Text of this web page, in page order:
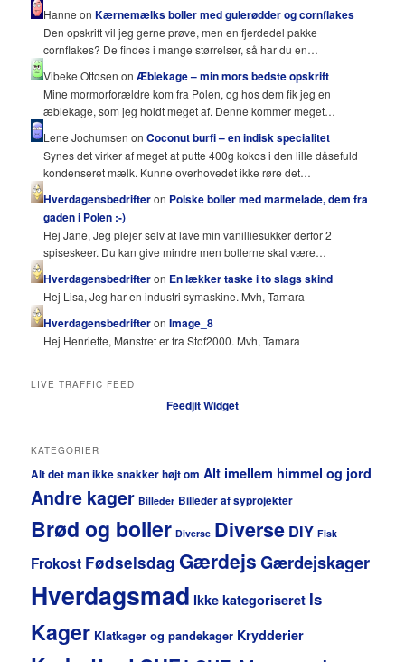
Hanne onKærnemælks boller med gulerødder og cornflakes
Den opskrift vil jeg gerne prøve, men en fjerdedel pakke
cornflakes? De findes i mange størrelser, så har du en…
Vibeke Ottosen onÆblekage – min mors bedste opskrift
Mine mormorforældre kom fra Polen, og hos dem fik jeg en
æblekage, som jeg holdt meget af. Denne kommer meget…
Lene Jochumsen onCoconut burfi – en indisk specialitet
Synes det virker af meget at putte 400g kokos i den lille dåsefuld
kondenseret mælk. Kunne overhovedet ikke røre det…
Hverdagensbedrifteron Polske boller med marmelade, dem fra
gaden i Polen :-)
Hej Jane, Jeg plejer selv at lave min vanilliesukker derfor 2
spiseskeer. Du kan give mindre men bollerne skal være…
Hverdagensbedrifteron En lækker taske i to slags skind
Hej Lisa, Jeg har en industri symaskine. Mvh, Tamara
HverdagensbedrifteronImage_8
Hej Henriette, Mønstret er fra Stof2000. Mvh, Tamara
LIVE TRAFFIC FEED
Feedjit Widget
KATEGORIER
Alt det man ikke snakker højt om Alt imellem himmel og jord
Andre kager Billeder Billeder af syprojekter
Brød og boller Diverse Diverse DIY Fisk
Frokost Fødselsdag GærdejsGærdejskager
Hverdagsmad Ikke kategoriseret Is
Kager Klatkager og pandekager Krydderier